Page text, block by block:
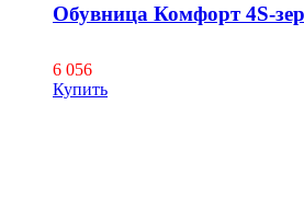
Обувница Комфорт 4S-
6 056
Купить